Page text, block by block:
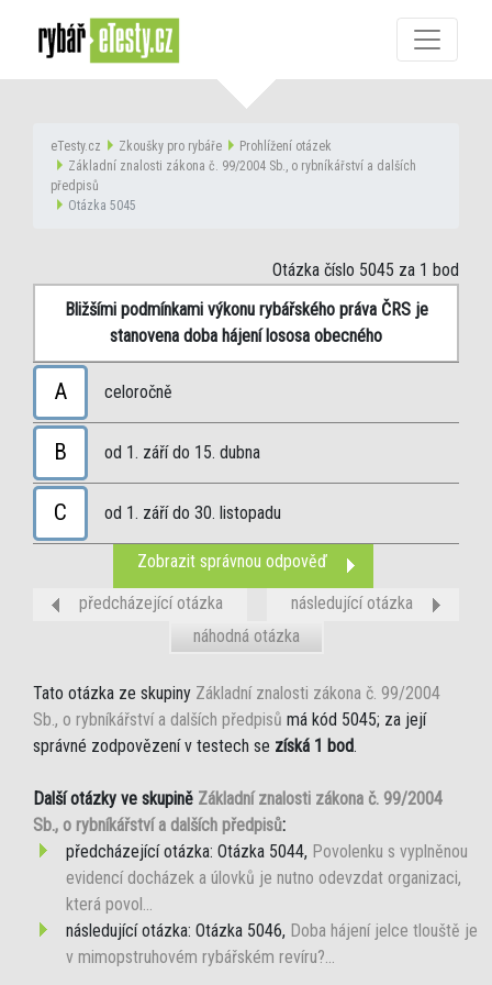
eTesty.cz Zkoušky pro rybáře
Prohlížení otázek
Základní znalosti zákona č. 99/2004 Sb., o rybníkářství a dalších
předpisů
Otázka 5045
Otázka číslo 5045 za 1 bod
Bližšími podmínkami výkonu rybářského práva ČRS je
stanovena doba hájení lososa obecného
A celoročně
B od 1. září do 15. dubna
C od 1. září do 30. listopadu
Zobrazit správnou odpověď
předcházející otázka
následující otázka
náhodná otázka
Tato otázka ze skupiny Základní znalosti zákona č. 99/2004
Sb., o rybníkářství a dalších předpisů má kód 5045; za její
správné zodpovězení v testech se získá 1 bod.
Další otázky ve skupině Základní znalosti zákona č. 99/2004
Sb., o rybníkářství a dalších předpisů:
předcházející otázka: Otázka 5044, Povolenku s vyplněnou
evidencí docházek a úlovků je nutno odevzdat organizaci,
která povol...
následující otázka: Otázka 5046, Doba hájení jelce tlouště je
v mimopstruhovém rybářském revíru?...